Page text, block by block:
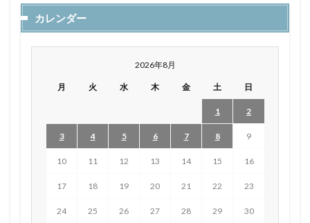
カレンダー
2026年8月
月 火 水 木 金 土 日
1 2
3 4 5 6 7 8 9
10 11 12 13 14 15 16
17 18 19 20 21 22 23
24 25 26 27 28 29 30